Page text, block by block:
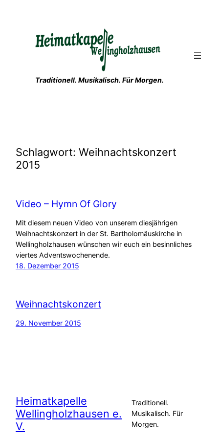
Traditionell. Musikalisch. Für Morgen.
Schlagwort: Weihnachtskonzert
2015
Video – Hymn Of Glory
Mit diesem neuen Video von unserem diesjährigen
Weihnachtskonzert in der St. Bartholomäuskirche in
Wellingholzhausen wünschen wir euch ein besinnliches
viertes Adventswochenende.
18. Dezember 2015
Weihnachtskonzert
29. November 2015
Heimatkapelle
Wellingholzhausen e.
V.
Traditionell.
Musikalisch. Für
Morgen.